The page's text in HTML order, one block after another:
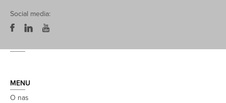
Social media:
MENU
O nas